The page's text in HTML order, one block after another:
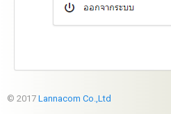
© 2017 Lannacom Co.,Ltd